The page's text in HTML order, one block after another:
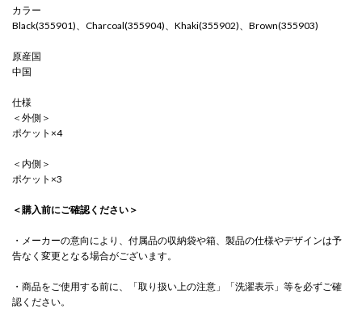
カラー
Black(355901)、Charcoal(355904)、Khaki(355902)、Brown(355903)
原産国
中国
仕様
＜外側＞
ポケット×4
＜内側＞
ポケット×3
＜購入前にご確認ください＞
・メーカーの意向により、付属品の収納袋や箱、製品の仕様やデザインは予
告なく変更となる場合がございます。
・商品をご使用する前に、「取り扱い上の注意」「洗濯表示」等を必ずご確
認ください。